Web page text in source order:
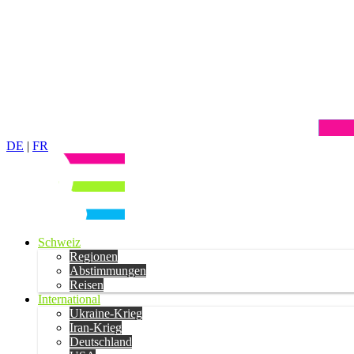
DE | FR
Schweiz
Regionen
Abstimmungen
Reisen
International
Ukraine-Krieg
Iran-Krieg
Deutschland